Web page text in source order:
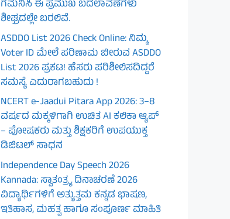
ಗಮನಿಸಿ ಈ ಪ್ರಮುಖ ಬದಲಾವಣೆಗಳು
ಶೀಘ್ರದಲ್ಲೇ ಬರಲಿವೆ.
ASDDO List 2026 Check Online: ನಿಮ್ಮ
Voter ID ಮೇಲೆ ಪರಿಣಾಮ ಬೀರುವ ASDDO
List 2026 ಪ್ರಕಟ! ಹೆಸರು ಪರಿಶೀಲಿಸದಿದ್ದರೆ
ಸಮಸ್ಯೆ ಎದುರಾಗಬಹುದು !
NCERT e-Jaadui Pitara App 2026: 3–8
ವರ್ಷದ ಮಕ್ಕಳಿಗಾಗಿ ಉಚಿತ AI ಕಲಿಕಾ ಆ್ಯಪ್
– ಪೋಷಕರು ಮತ್ತು ಶಿಕ್ಷಕರಿಗೆ ಉಪಯುಕ್ತ
ಡಿಜಿಟಲ್ ಸಾಧನ
Independence Day Speech 2026
Kannada: ಸ್ವಾತಂತ್ರ್ಯ ದಿನಾಚರಣೆ 2026
ವಿದ್ಯಾರ್ಥಿಗಳಿಗೆ ಅತ್ಯುತ್ತಮ ಕನ್ನಡ ಭಾಷಣ,
ಇತಿಹಾಸ, ಮಹತ್ವ ಹಾಗೂ ಸಂಪೂರ್ಣ ಮಾಹಿತಿ